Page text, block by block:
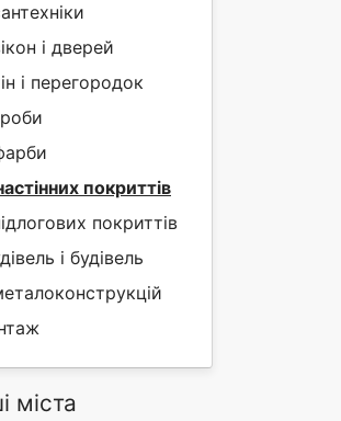
і дверей
і перегородок
покриттів
покриттів
і будівель
міста